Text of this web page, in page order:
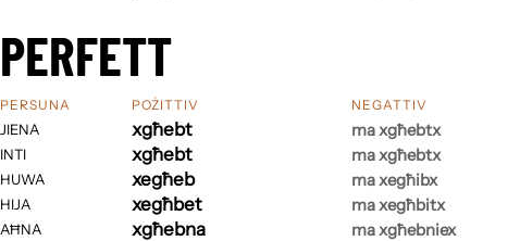
PERFETT
PERSUNA
JIENA
INTI
HUWA
HIJA
AĦNA
POŻITTIV
xgħebt
xgħebt
xegħeb
xegħbet
xgħebna
NEGATTIV
ma xgħebtx
ma xgħebtx
ma xegħibx
ma xegħbitx
ma xgħebniex